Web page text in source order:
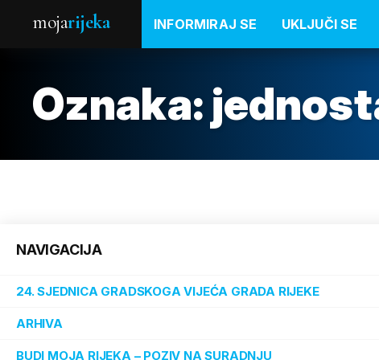
mojarijeka INFORMIRAJ SE UKLJUČI SE
Oznaka:
NAVIGACIJA
24. SJEDNICA GRADSKOGA VIJEĆA GRADA RIJEKE
ARHIVA
BUDI MOJA RIJEKA – POZIV NA SURADNJU